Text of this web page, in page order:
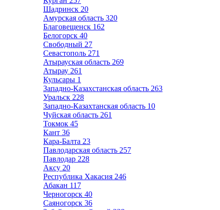
Шадринск 20
Амурская область 320
Благовещенск 162
Белогорск 40
Свободный 27
Севастополь 271
Атырауская область 269
Атырау 261
Кульсары 1
Западно-Казахстанская область 263
Уральск 228
Западно-Казахтанская область 10
Чуйская область 261
Токмок 45
Кант 36
Кара-Балта 23
Павлодарская область 257
Павлодар 228
Аксу 20
Республика Хакасия 246
Абакан 117
Черногорск 40
Саяногорск 36